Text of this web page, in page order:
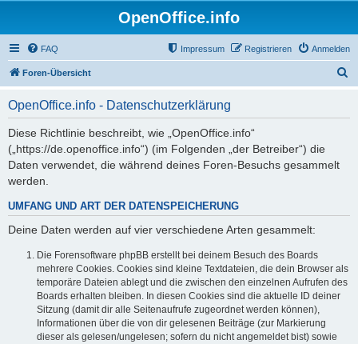
OpenOffice.info
FAQ Anmelden
Registrieren
Impressum
Foren-Übersicht
OpenOffice.info - Datenschutzerklärung
Diese Richtlinie beschreibt, wie „OpenOffice.info“
(„https://de.openoffice.info“) (im Folgenden „der Betreiber“) die
Daten verwendet, die während deines Foren-Besuchs gesammelt
werden.
UMFANG UND ART DER DATENSPEICHERUNG
Deine Daten werden auf vier verschiedene Arten gesammelt:
Die Forensoftware phpBB erstellt bei deinem Besuch des Boards
mehrere Cookies. Cookies sind kleine Textdateien, die dein Browser als
temporäre Dateien ablegt und die zwischen den einzelnen Aufrufen des
Boards erhalten bleiben. In diesen Cookies sind die aktuelle ID deiner
Sitzung (damit dir alle Seitenaufrufe zugeordnet werden können),
Informationen über die von dir gelesenen Beiträge (zur Markierung
dieser als gelesen/ungelesen; sofern du nicht angemeldet bist) sowie